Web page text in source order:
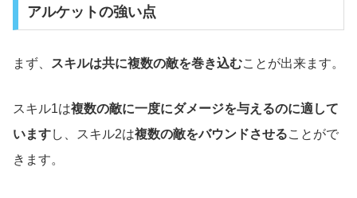
アルケットの強い点
まず、 スキルは共に複数の敵を巻き込むことが出来ます。
スキル1は複数の敵に一度にダメージを与えるのに適して
いますし、スキル2は複数の敵をバウンドさせることがで
きます。